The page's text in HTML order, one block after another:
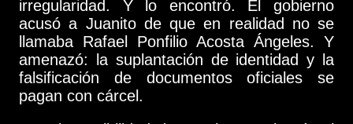
irregularidad. Y lo encontró. El gobierno
acusó a Juanito de que en realidad no se
llamaba Rafael Ponfilio Acosta Ángeles. Y
amenazó: la suplantación de identidad y la
falsificación de documentos oficiales se
pagan con cárcel.